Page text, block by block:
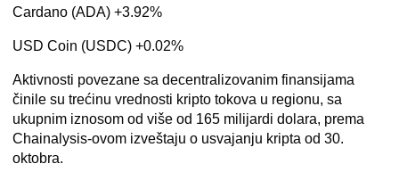
Cardano (ADA) +3.92%
USD Coin (USDC) +0.02%
Aktivnosti povezane sa decentralizovanim finansijama
činile su trećinu vrednosti kripto tokova u regionu, sa
ukupnim iznosom od više od 165 milijardi dolara, prema
Chainalysis-ovom izveštaju o usvajanju kripta od 30.
oktobra.